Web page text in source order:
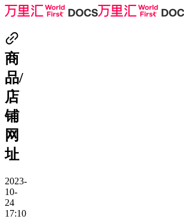
商
品/
店
铺
网
址
2023-
10-
24
17:10